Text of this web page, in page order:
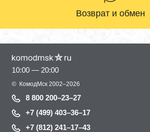
Возврат и обмен
10:00 — 20:00
© КомодМск 2002–2026
8 800 200–23–27
+7 (499) 403–36–17
+7 (812) 241–17–43